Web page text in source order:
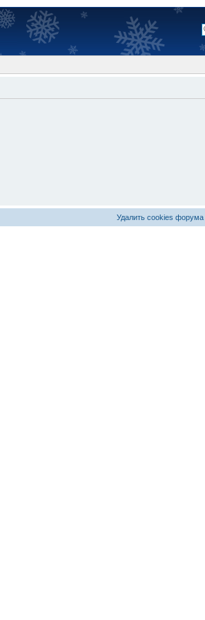
Удалить cookies форума